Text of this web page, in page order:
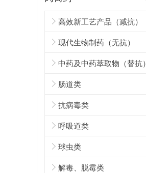
高效新工艺产品（减抗）
现代生物制药（无抗）
中药及中药萃取物（替抗）
肠道类
抗病毒类
呼吸道类
球虫类
解毒、脱霉类